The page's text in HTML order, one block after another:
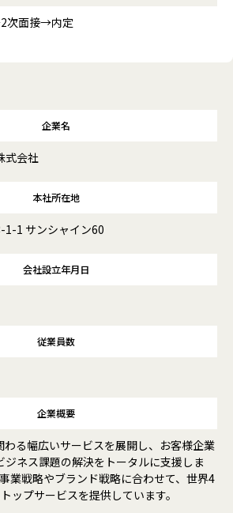
次面接→内定
企業名
式会社
本社所在地
1-1 サンシャイン60
会社設立年月日
従業員数
企業概要
わる幅広いサービスを展開し、お客様企業
ジネス課題の解決をトータルに支援しま
業戦略やブランド戦略に合わせて、世界4
ップサービスを提供しています。